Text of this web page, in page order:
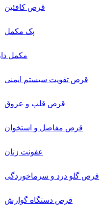
قرص کافئین
پک مکمل
مکمل
قرص تقویت سیستم ایمنی
قرص قلب و عروق
قرص مفاصل و استخوان
عفونت زنان
قرص گلو درد و سرماخوردگی
قرص دستگاه گوارش